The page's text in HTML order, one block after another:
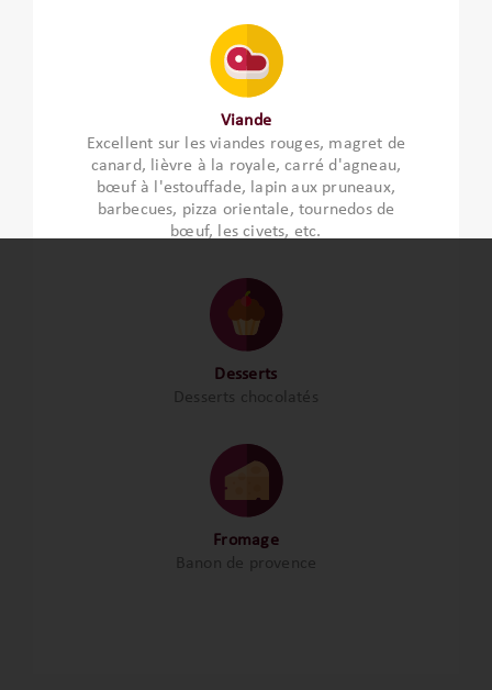
Viande
Excellent sur les viandes rouges, magret de
canard, lièvre à la royale, carré d'agneau,
bœuf à l'estouffade, lapin aux pruneaux,
barbecues, pizza orientale, tournedos de
bœuf, les civets, etc.
Desserts
Desserts chocolatés
Fromage
Banon de provence